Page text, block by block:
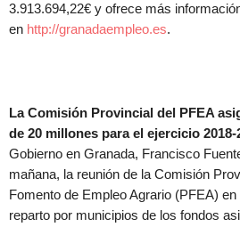
3.913.694,22€ y ofrece más
en http://granadaempleo.es.
La Comisión Provincial del PFEA
de 20 millones para el ejercicio 2018-
Gobierno en Granada, Francisco
mañana, la reunión de la Comisión
Fomento de Empleo Agrario (PFEA)
reparto por municipios de los fondos